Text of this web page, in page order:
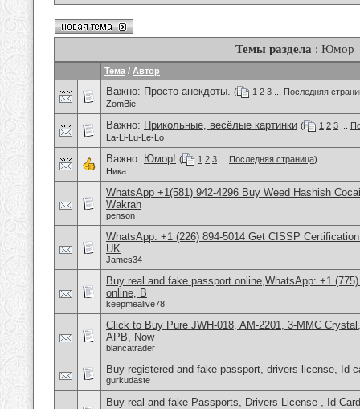
Темы раздела : Юмор
Тема / Автор
Важно: Просто анекдоты. ( 1 2 3
Последняя
ZomBie
Важно: Прикольные, весёлые картинки ( 1 2 3
La-Li-Lu-Le-Lo
Важно: Юмор! ( 1 2 3 Последняя страница)
Ника
WhatsApp +1(581) 942-4296 Buy Weed Hashish
Wakrah
penson
WhatsApp: +1 (226) 894-5014​ Get CISSP
UK
James34
Buy real and fake passport online,WhatsApp: +1
online, B
keepmealive78
Click to Buy Pure JWH-018, AM-2201, 3-MMC
APB, Now
blancatrader
Buy registered and fake passport, drivers license, Id
gurkudaste
Buy real and fake Passports, Drivers License , Id